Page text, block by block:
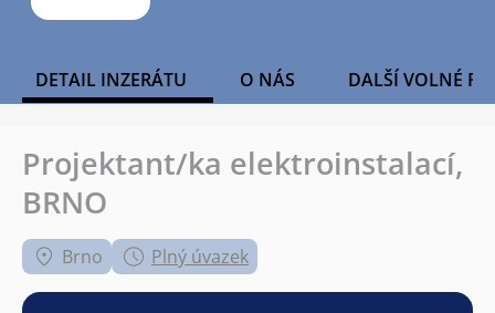
DETAIL INZERÁTU O NÁS DALŠÍ VOLNÉ
Projektant/ka elektroinstalací,
BRNO
Brno Plný úvazek